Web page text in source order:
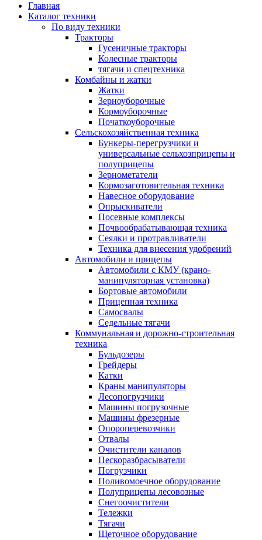
Главная
Каталог техники
По виду техники
Тракторы
Гусеничные тракторы
Колесные тракторы
тягачи и спецтехника
Комбайны и жатки
Жатки
Зерноуборочные
Кормоуборочные
Початкоуборочные
Сельскохозяйственная техника
Бункеры-перегрузчики и
универсальные сельхозприцепы и
полуприцепы
Зернометатели
Кормозаготовительная техника
Навесное оборудование
Опрыскиватели
Посевные комплексы
Почвообрабатывающая техника
Сеялки и протравливатели
Техника для внесения удобрений
Автомобили и прицепы
Автомобили с КМУ (крано-
манипуляторная установка)
Бортовые автомобили
Прицепная техника
Самосвалы
Седельные тягачи
Коммунальная и дорожно-строительная
техника
Бульдозеры
Грейдеры
Катки
Краны манипуляторы
Лесопогрузчики
Машины погрузочные
Машины фрезерные
Опороперевозчики
Отвалы
Очистители каналов
Пескоразбрасыватели
Погрузчики
Поливомоечное оборудование
Полуприцепы лесовозные
Снегоочистители
Тележки
Тягачи
Щеточное оборудование